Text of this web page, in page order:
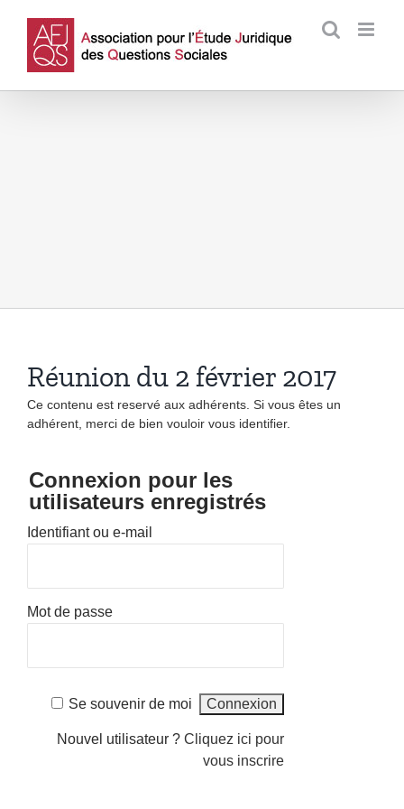
contenu
Réunion du 2 février 2017
Ce contenu est reservé aux adhérents. Si vous êtes un
adhérent, merci de bien vouloir vous identifier.
Connexion pour les
utilisateurs enregistrés
Identifiant ou e-mail
Mot de passe
Se souvenir de moi
Nouvel utilisateur ?Cliquez ici pour
vous inscrire